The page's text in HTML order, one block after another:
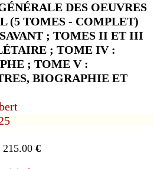
DES OEUVRES
(5 TOMES - COMPLET)
; TOMES II ET III
; TOME IV :
; TOME V :
BIOGRAPHIE ET
215.00 €